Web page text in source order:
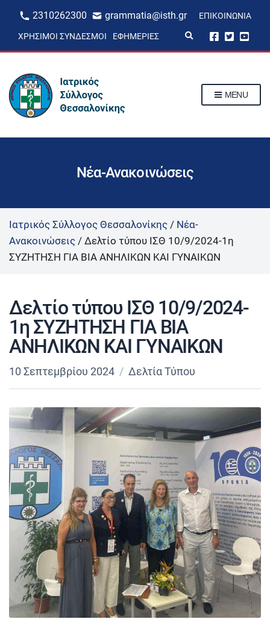
2310262300 grammatia@isth.gr ΕΠΙΚΟΙΝΩΝΊΑ
ΧΡΉΣΙΜΟΙ ΣΎΝΔΕΣΜΟΙ ΕΦΗΜΕΡΊΕΣ
p
m
MENU
Νέα-Ανακοινώσεις
Ιατρικός Σύλλογος Θεσσαλονίκης / Νέα-
Ανακοινώσεις / Δελτίο τύπου ΙΣΘ 10/9/2024-1η
ΣΥΖΗΤΗΣΗ ΓΙΑ ΒΙΑ ΑΝΗΛΙΚΩΝ ΚΑΙ ΓΥΝΑΙΚΩΝ
Δελτίο τύπου ΙΣΘ 10/9/2024-
1η ΣΥΖΗΤΗΣΗ ΓΙΑ ΒΙΑ
ΑΝΗΛΙΚΩΝ ΚΑΙ ΓΥΝΑΙΚΩΝ
10 Σεπτεμβρίου 2024 Δελτία Τύπου